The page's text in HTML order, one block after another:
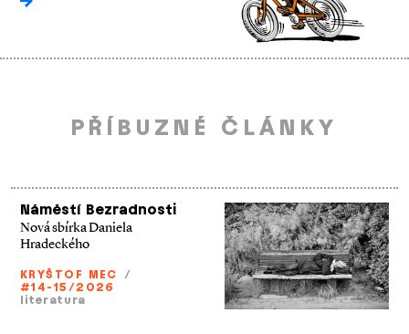
PŘÍBUZNÉ ČLÁNKY
Náměstí Bezradnosti
Nová sbírka Daniela
Hradeckého
KRYŠTOF MEC /
#14-15/2026
literatura